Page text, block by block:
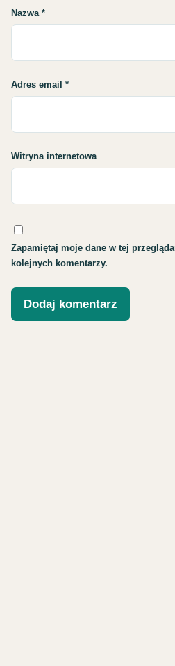
Nazwa *
Adres email *
Witryna internetowa
Zapamiętaj moje dane w tej
kolejnych komentarzy.